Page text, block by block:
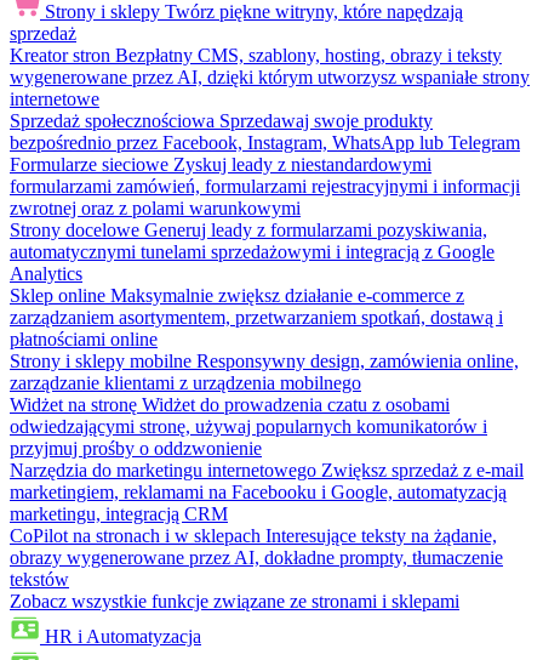
Strony i sklepy Twórz piękne witryny, które napędzają
sprzedaż
Kreator stron Bezpłatny CMS, szablony, hosting, obrazy i teksty
wygenerowane przez AI, dzięki którym utworzysz wspaniałe strony
internetowe
Sprzedaż społecznościowa Sprzedawaj swoje produkty
bezpośrednio przez Facebook, Instagram, WhatsApp lub Telegram
Formularze sieciowe Zyskuj leady z niestandardowymi
formularzami zamówień, formularzami rejestracyjnymi i informacji
zwrotnej oraz z polami warunkowymi
Strony docelowe Generuj leady z formularzami pozyskiwania,
automatycznymi tunelami sprzedażowymi i integracją z Google
Analytics
Sklep online Maksymalnie zwiększ działanie e-commerce z
zarządzaniem asortymentem, przetwarzaniem spotkań, dostawą i
płatnościami online
Strony i sklepy mobilne Responsywny design, zamówienia online,
zarządzanie klientami z urządzenia mobilnego
Widżet na stronę Widżet do prowadzenia czatu z osobami
odwiedzającymi stronę, używaj popularnych komunikatorów i
przyjmuj prośby o oddzwonienie
Narzędzia do marketingu internetowego Zwiększ sprzedaż z e-mail
marketingiem, reklamami na Facebooku i Google, automatyzacją
marketingu, integracją CRM
CoPilot na stronach i w sklepach Interesujące teksty na żądanie,
obrazy wygenerowane przez AI, dokładne prompty, tłumaczenie
tekstów
Zobacz wszystkie funkcje związane ze stronami i sklepami
HR i Automatyzacja